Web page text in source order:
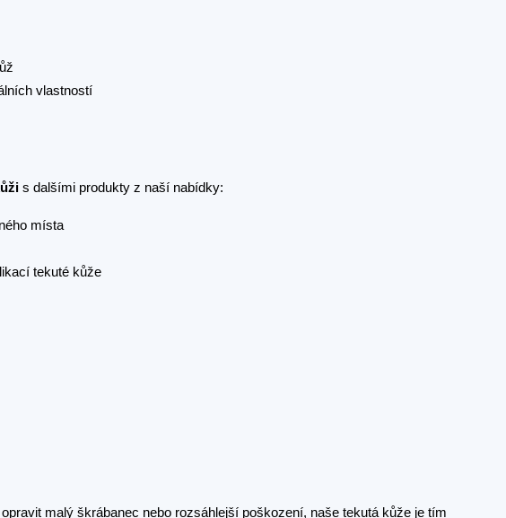
vlastností
s dalšími produkty z naší nabídky:
místa
tekuté kůže
malý škrábanec nebo rozsáhlejší poškození, naše tekutá kůže je tím